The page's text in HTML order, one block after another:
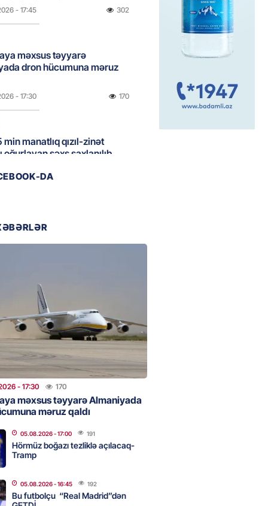
- 17:45 302
məxsus təyyarə
dron hücumuna məruz
- 17:30 170
min manatlıq qızıl-zinət
oğurlayan şəxs saxlanılıb
- 17:00
həcmini üç dəfəyə yaxın
- 16:59 191
“Real Madrid”dən GETDİ
- 16:45 192
nin ilk qadın generalı oldu
- 16:30 194
və universitetlərə yaxın ev
diqqətinə: Kirayə
DA
- 17:30 170
məxsus təyyarə Almaniyada
məruz qaldı
05.08.2026- 17:00 191
Hörmüz boğazı tezliklə açılacaq-
Tramp
05.08.2026- 16:45 192
Bu futbolçu “Real Madrid”dən